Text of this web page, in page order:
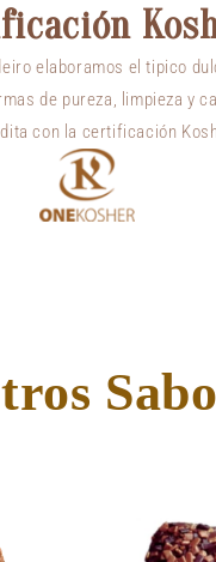
elaboramos el tipico
de pureza, limpieza y
con la certificación